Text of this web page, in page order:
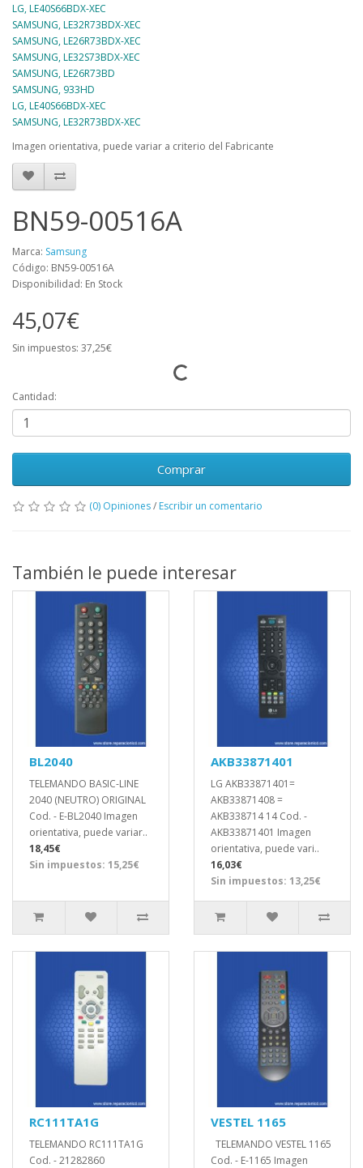
LG, LE40S66BDX-XEC
SAMSUNG, LE32R73BDX-XEC
SAMSUNG, LE26R73BDX-XEC
SAMSUNG, LE32S73BDX-XEC
SAMSUNG, LE26R73BD
SAMSUNG, 933HD
LG, LE40S66BDX-XEC
SAMSUNG, LE32R73BDX-XEC
Imagen orientativa, puede variar a criterio del Fabricante
BN59-00516A
Marca: Samsung
Código: BN59-00516A
Disponibilidad: En Stock
45,07€
Sin impuestos: 37,25€
Cantidad:
Comprar
(0) Opiniones/ Escribir un comentario
También le puede interesar
BL2040
TELEMANDO BASIC-LINE
2040 (NEUTRO) ORIGINAL
Cod. - E-BL2040 Imagen
orientativa, puede variar..
18,45€
Sin impuestos: 15,25€
AKB33871401
LG AKB33871401=
AKB33871408 =
AKB338714 14 Cod. -
AKB33871401 Imagen
orientativa, puede vari..
16,03€
Sin impuestos: 13,25€
RC111TA1G
TELEMANDO RC111TA1G
Cod. - 21282860
VESTEL 1165
TELEMANDO VESTEL 1165
Cod. - E-1165 Imagen